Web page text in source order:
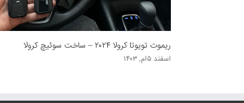
ریموت ایکس تریل – کددهی ریموت نیسان ایکس تریل
بهمن ۲۳ام, ۱۴۰۳